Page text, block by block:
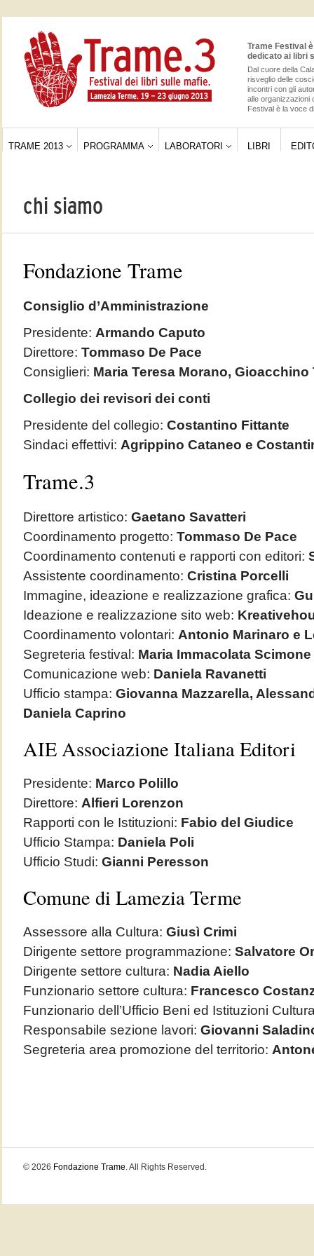
Trame Festival
dedicato ai libri
Dal cuore della
risveglio delle
incontri con gli
alle organizzazioni
Festival è la voce
TRAME 2013 PROGRAMMA LABORATORI LIBRI
chi siamo
Fondazione Trame
Consiglio d’Amministrazione
Presidente: Armando Caputo
Direttore: Tommaso De Pace
Consiglieri: Maria Teresa Morano, Gioacchino
Collegio dei revisori dei conti
Presidente del collegio: Costantino Fittante
Sindaci effettivi: Agrippino Cataneo e
Trame.3
Direttore artistico: Gaetano Savatteri
Coordinamento progetto: Tommaso De Pace
Coordinamento contenuti e rapporti con editori:
Assistente coordinamento: Cristina Porcelli
Immagine, ideazione e realizzazione grafica:
Ideazione e realizzazione sito web:
Coordinamento volontari: Antonio Marinaro e
Segreteria festival: Maria Immacolata Scimone
Comunicazione web: Daniela Ravanetti
Ufficio stampa: Giovanna Mazzarella,
Daniela Caprino
AIE Associazione Italiana Editori
Presidente: Marco Polillo
Direttore: Alfieri Lorenzon
Rapporti con le Istituzioni: Fabio del Giudice
Ufficio Stampa: Daniela Poli
Ufficio Studi: Gianni Peresson
Comune di Lamezia Terme
Assessore alla Cultura: Giusì Crimi
Dirigente settore programmazione: Salvatore
Dirigente settore cultura: Nadia Aiello
Funzionario settore cultura: Francesco
Funzionario dell’Ufficio Beni ed Istituzioni
Responsabile sezione lavori: Giovanni
Segreteria area promozione del territorio:
© 2026 Fondazione Trame. All Rights Reserved.